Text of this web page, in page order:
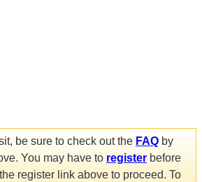
be sure to check out the FAQ by
You may have to register before
register link above to proceed. To